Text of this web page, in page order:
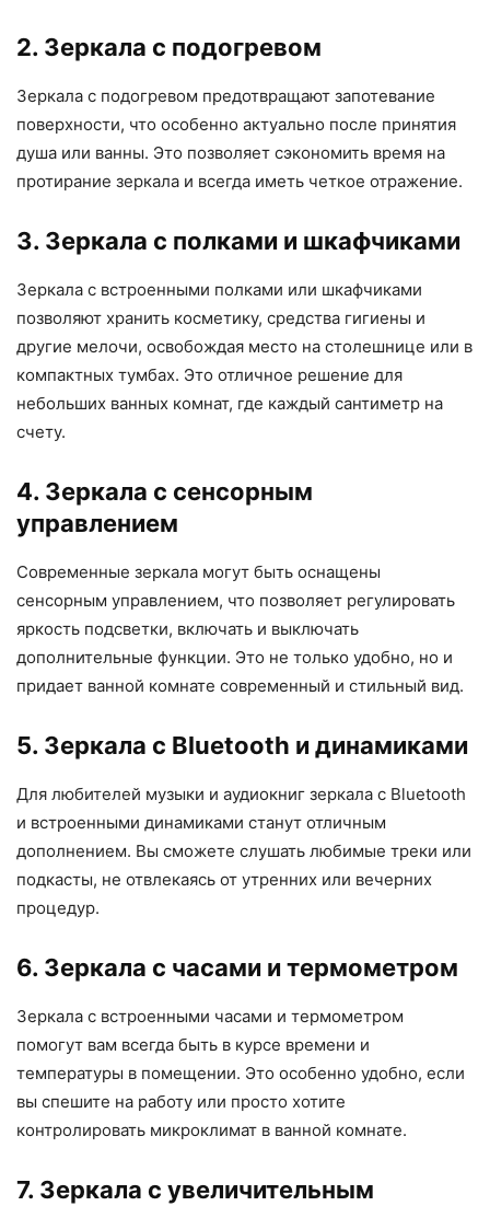
2. Зеркала с подогревом
Зеркала с подогревом предотвращают запотевание
поверхности, что особенно актуально после принятия
душа или ванны. Это позволяет сэкономить время на
протирание зеркала и всегда иметь четкое отражение.
3. Зеркала с полками и шкафчиками
Зеркала с встроенными полками или шкафчиками
позволяют хранить косметику, средства гигиены и
другие мелочи, освобождая место на столешнице или в
компактных тумбах. Это отличное решение для
небольших ванных комнат, где каждый сантиметр на
счету.
4. Зеркала с сенсорным
управлением
Современные зеркала могут быть оснащены
сенсорным управлением, что позволяет регулировать
яркость подсветки, включать и выключать
дополнительные функции. Это не только удобно, но и
придает ванной комнате современный и стильный вид.
5. Зеркала с Bluetooth и динамиками
Для любителей музыки и аудиокниг зеркала с Bluetooth
и встроенными динамиками станут отличным
дополнением. Вы сможете слушать любимые треки или
подкасты, не отвлекаясь от утренних или вечерних
процедур.
6. Зеркала с часами и термометром
Зеркала с встроенными часами и термометром
помогут вам всегда быть в курсе времени и
температуры в помещении. Это особенно удобно, если
вы спешите на работу или просто хотите
контролировать микроклимат в ванной комнате.
7. Зеркала с увеличительным